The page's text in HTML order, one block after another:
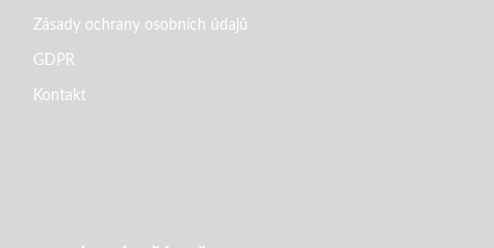
Zásady ochrany osobních údajů
GDPR
Kontakt